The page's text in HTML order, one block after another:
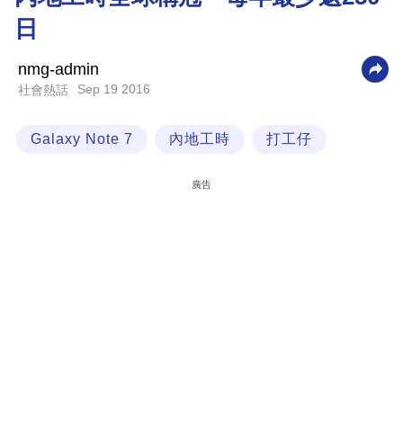
科
日
nmg-admin
社會熱話 Sep 19 2016
Galaxy Note 7 內地工時 打工仔
廣告